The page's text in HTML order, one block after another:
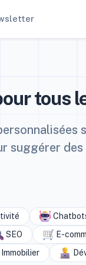
tous
suggérer
SEO E-
Immobilier